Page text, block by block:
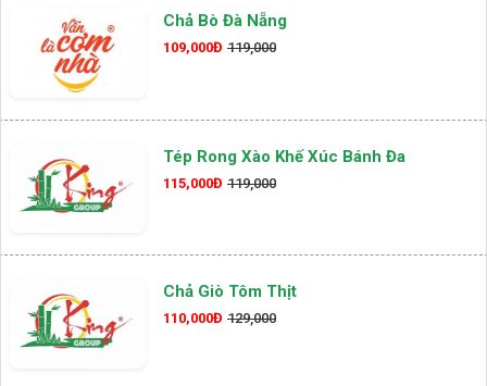
Chả Bò Đà Nẵng
109,000Đ 119,000
Tép Rong Xào Khế Xúc Bánh Đa
115,000Đ 119,000
Chả Giò Tôm Thịt
110,000Đ 129,000